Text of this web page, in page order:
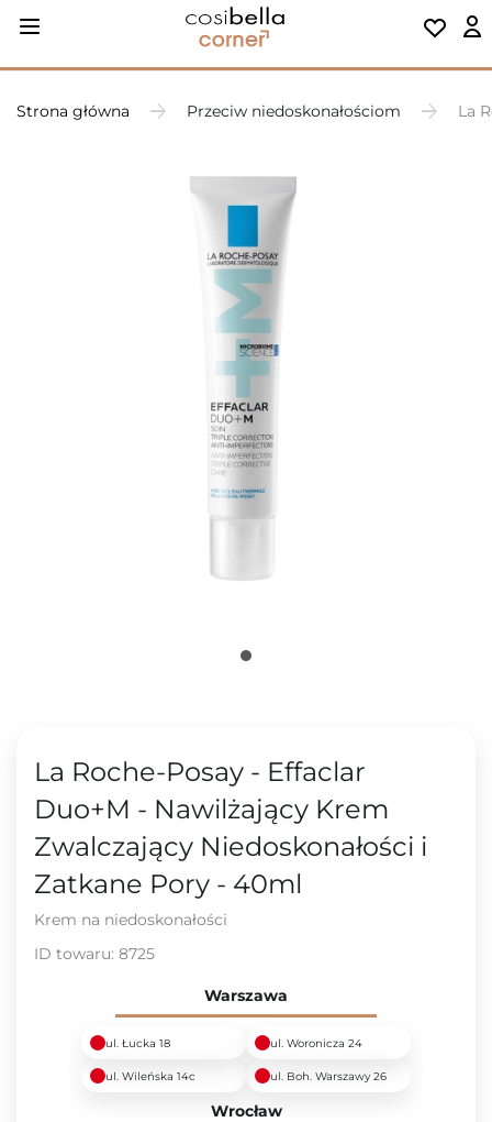
Strona główna Przeciw niedoskonałościom La
La Roche-Posay - Effaclar
Duo+M - Nawilżający Krem
Zwalczający Niedoskonałości i
Zatkane Pory - 40ml
Krem na niedoskonałości
ID towaru: 8725
Warszawa
ul. Łucka 18 ul. Woronicza 24
ul. Wileńska 14c ul. Boh. Warszawy 26
Wrocław